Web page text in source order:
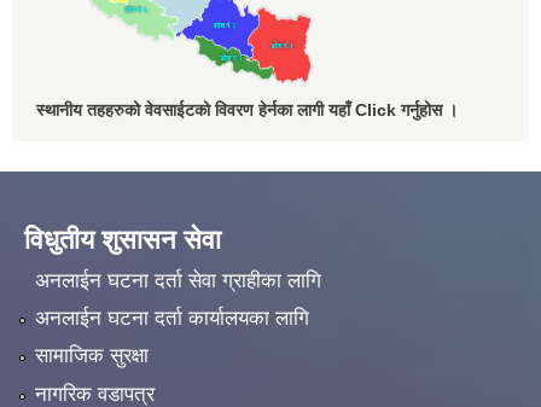
स्थानीय तहहरुको वेवसाईटको विवरण हेर्नका लागी यहाँ Click गर्नुहोस ।
विधुतीय शुसासन सेवा
अनलाईन घटना दर्ता सेवा ग्राहीका लागि
अनलाईन घटना दर्ता कार्यालयका लागि
सामाजिक सुरक्षा
नागरिक वडापत्र